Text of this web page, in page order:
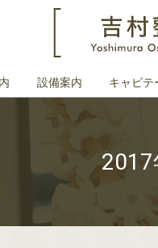
設備案内 キャビテ
2017